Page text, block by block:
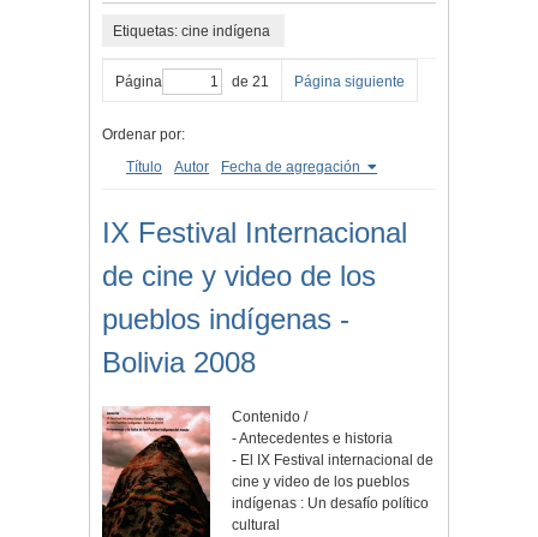
Etiquetas: cine indígena
Página de 21 Página siguiente
Ordenar por:
Título
Autor Fecha de agregación
IX Festival Internacional
de cine y video de los
pueblos indígenas -
Bolivia 2008
Contenido /
- Antecedentes e historia
- El IX Festival internacional de
cine y video de los pueblos
indígenas : Un desafío político
cultural